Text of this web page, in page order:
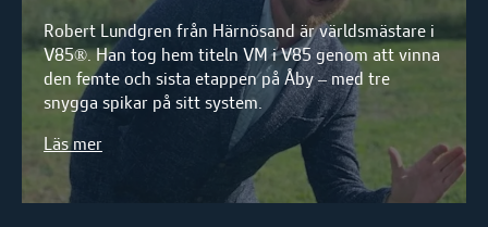
Robert Lundgren från Härnösand är världsmästare i
V85®. Han tog hem titeln VM i V85 genom att vinna
den femte och sista etappen på Åby – med tre
snygga spikar på sitt system.
Läs mer